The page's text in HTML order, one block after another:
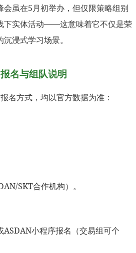
会虽在5月初举办，但仅限策略组别
下实体活动——这意味着它不仅是荣
浸式学习场景。
名与组队说明
名方式，均以官方数据为准：
SKT合作机构）。
小程序报名（交易组可个